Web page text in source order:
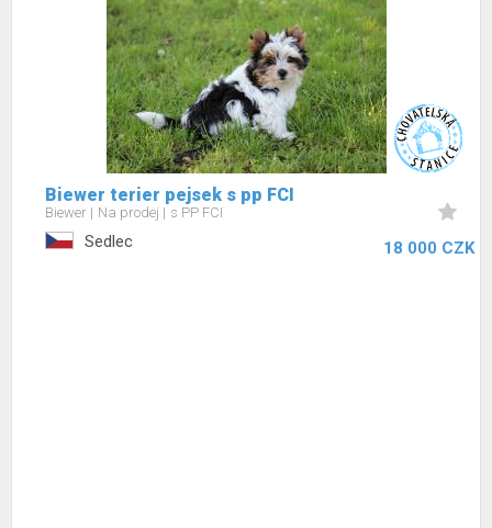
Biewer terier pejsek s pp FCI
Biewer Na prodej s PP FCI
Sedlec 18 000 CZK